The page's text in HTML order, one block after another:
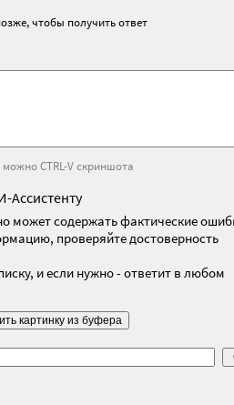
чтобы получить ответ
можно CTRL-V скриншота
Ассистенту
может содержать фактические
проверяйте достоверность
и если нужно - ответит в любом